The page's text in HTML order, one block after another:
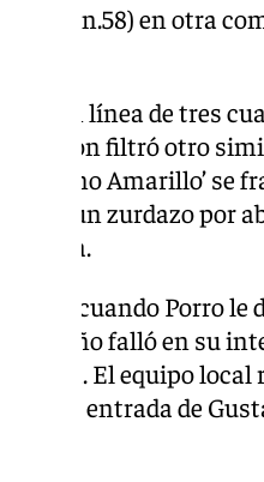
0-2 (min.58) en otra
en línea de tres
dilación filtró otro
Amarillo’ se
con un zurdazo por
el 65′, cuando Porro
tinerfeño falló en su
danesa. El equipo
con la entrada de